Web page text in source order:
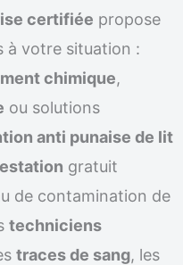
certifiée propose
à votre situation :
chimique,
ou solutions
anti punaise de lit
gratuit
de contamination de
techniciens
traces de sang, les